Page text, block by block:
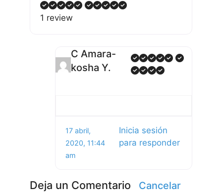
1 review
C Amara-
kosha Y.
17 abril,
2020, 11:44
am
Inicia sesión
para responder
Deja un Comentario
Cancelar